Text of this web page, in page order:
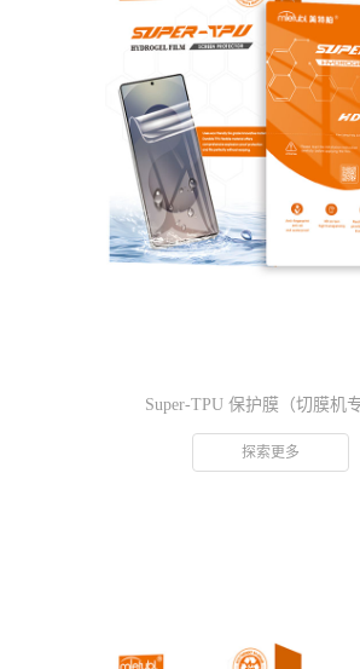
Super-TPU 保护膜（切膜机专
探索更多